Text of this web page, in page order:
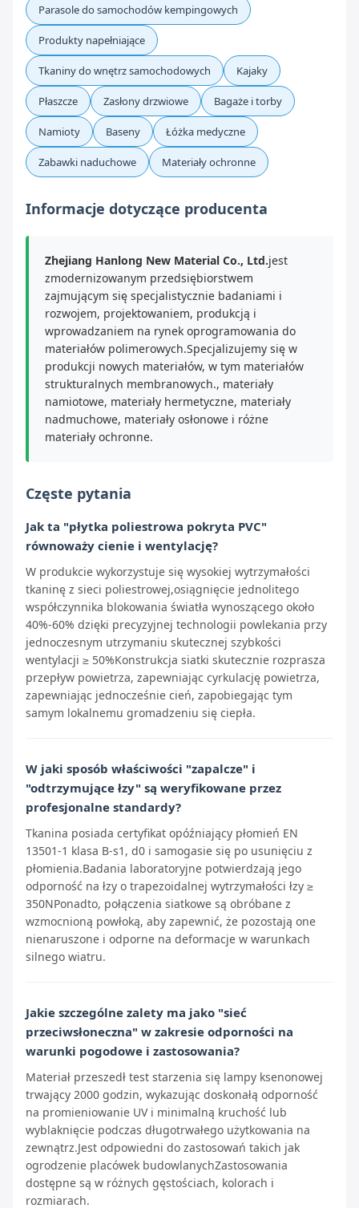
Parasole do samochodów kempingowych
Produkty napełniające
Tkaniny do wnętrz samochodowych Kajaky
Płaszcze Zasłony drzwiowe Bagaże i torby
Namioty Baseny Łóżka medyczne
Zabawki naduchowe Materiały ochronne
Informacje dotyczące producenta
Zhejiang Hanlong New Material Co., Ltd.jest
zmodernizowanym przedsiębiorstwem
zajmującym się specjalistycznie badaniami i
rozwojem, projektowaniem, produkcją i
wprowadzaniem na rynek oprogramowania do
materiałów polimerowych.Specjalizujemy się w
produkcji nowych materiałów, w tym materiałów
strukturalnych membranowych., materiały
namiotowe, materiały hermetyczne, materiały
nadmuchowe, materiały osłonowe i różne
materiały ochronne.
Częste pytania
Jak ta "płytka poliestrowa pokryta PVC"
równoważy cienie i wentylację?
W produkcie wykorzystuje się wysokiej wytrzymałości
tkaninę z sieci poliestrowej,osiągnięcie jednolitego
współczynnika blokowania światła wynoszącego około
40%-60% dzięki precyzyjnej technologii powlekania przy
jednoczesnym utrzymaniu skutecznej szybkości
wentylacji ≥ 50%Konstrukcja siatki skutecznie rozprasza
przepływ powietrza, zapewniając cyrkulację powietrza,
zapewniając jednocześnie cień, zapobiegając tym
samym lokalnemu gromadzeniu się ciepła.
W jaki sposób właściwości "zapalcze" i
"odtrzymujące łzy" są weryfikowane przez
profesjonalne standardy?
Tkanina posiada certyfikat opóźniający płomień EN
13501-1 klasa B-s1, d0 i samogasie się po usunięciu z
płomienia.Badania laboratoryjne potwierdzają jego
odporność na łzy o trapezoidalnej wytrzymałości łzy ≥
350NPonadto, połączenia siatkowe są obróbane z
wzmocnioną powłoką, aby zapewnić, że pozostają one
nienaruszone i odporne na deformacje w warunkach
silnego wiatru.
Jakie szczególne zalety ma jako "sieć
przeciwsłoneczna" w zakresie odporności na
warunki pogodowe i zastosowania?
Materiał przeszedł test starzenia się lampy ksenonowej
trwający 2000 godzin, wykazując doskonałą odporność
na promieniowanie UV i minimalną kruchość lub
wyblaknięcie podczas długotrwałego użytkowania na
zewnątrz.Jest odpowiedni do zastosowań takich jak
ogrodzenie placówek budowlanychZastosowania
dostępne są w różnych gęstościach, kolorach i
rozmiarach.